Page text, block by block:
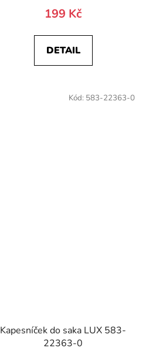
199 Kč
DETAIL
Kapesníček do saka LUX 583-
22363-0
Kód: 583-22363-0